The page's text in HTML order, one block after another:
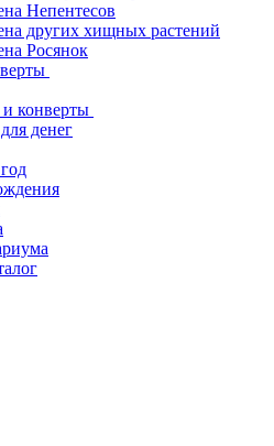
Непентесов
других хищных растений
Росянок
конверты
денег